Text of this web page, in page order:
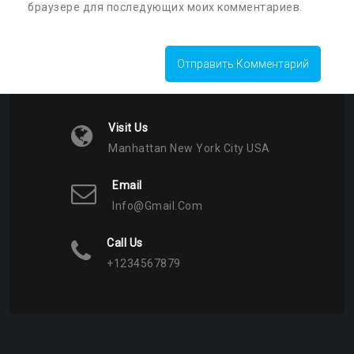
браузере для последующих моих комментариев.
Visit Us
Manhattan New York City USA
Email
Info@gmail.com
Call Us
+1234567879